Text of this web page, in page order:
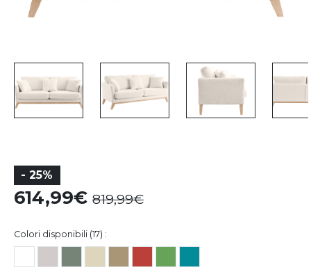
- 25%
614,99 819,99
Colori disponibili (17) :